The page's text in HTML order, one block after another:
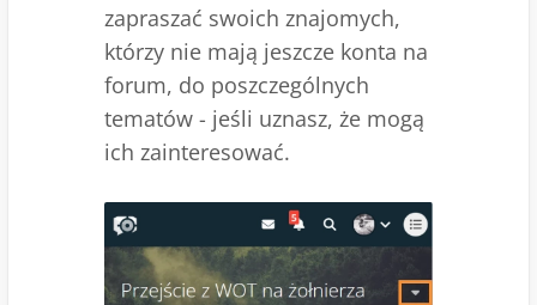
zapraszać swoich znajomych,
którzy nie mają jeszcze konta na
forum, do poszczególnych
tematów - jeśli uznasz, że mogą
ich zainteresować.